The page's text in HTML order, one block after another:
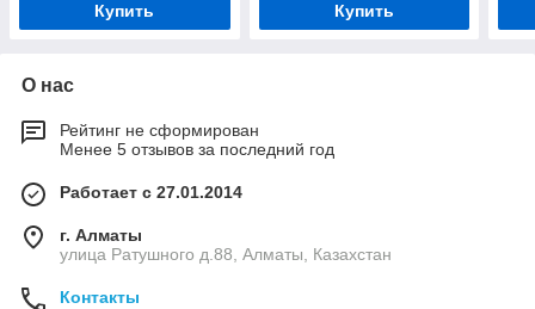
Купить Купить
О нас
Рейтинг не сформирован
Менее 5 отзывов за последний год
Работает с 27.01.2014
г. Алматы
улица Ратушного д.88, Алматы, Казахстан
Контакты